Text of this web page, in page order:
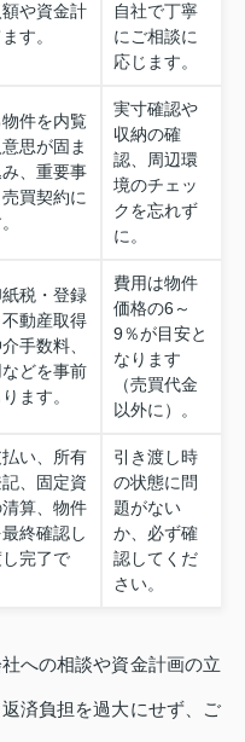
や資金計
す。
自社で丁寧
にご相談に
応じます。
件を内覧
思が固ま
、重要事
買契約に
実寸確認や
収納の確
認、周辺環
境のチェッ
クを忘れず
に。
税・登録
動産取得
手数料、
どを事前
ます。
費用は物件
価格の6～
9％が目安と
なります
（売買代金
以外に）。
い、所有
、固定資
算、物件
終確認し
完了で
引き渡し時
の状態に問
題がない
か、必ず確
認してくだ
さい。
への相談や資金計画の立
済負担を過大にせず、ご